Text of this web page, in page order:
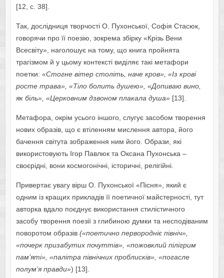
[12, с. 38].
Так, дослідниця творчості О. Пухонської, Софія Стасюк,
говорячи про її поезію, зокрема збірку «Крізь Вени
Всесвіту», наголошує на тому, що книга пройнята
трагізмом й у цьому контексті виділяє такі метафори
поетки: «Стогне вітер століть, наче кров», «Із крові
росте трава», «Тіло болить душею», «Допиваю вино,
як біль», «Церковним дзвоном плакала душа» [13].
Метафора, окрім усього іншого, слугує засобом творення
нових образів, що є втіленням мислення автора, його
бачення світута зображення ним його. Образи, які
використовують Ігор Павлюк та Оксана Пухонська –
своєрідні, вони космогонічні, історичні, релігійні.
Привертає увагу вірш О. Пухонської «Пісня», який є
одним із кращих прикладів її поетичної майстерності, тут
авторка вдало поєднує використання стилістичного
засобу творення поезії з глибиною думки та несподіваним
поворотом образів («поетично первородніє північ»,
«почерк призабутих почуттів», «пожовклий пілігрим
пам’яті», «палітра північних проблисків», «погасле
полум’я правди») [13].